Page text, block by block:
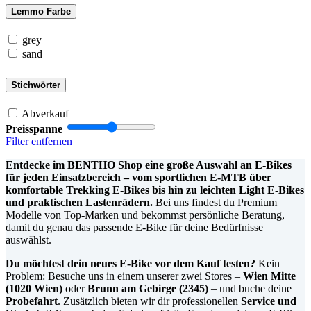
Lemmo Farbe
grey
sand
Stichwörter
Abverkauf
Preisspanne
Filter entfernen
Entdecke im BENTHO Shop eine große Auswahl an E-Bikes
für jeden Einsatzbereich – vom sportlichen E-MTB über
komfortable Trekking E-Bikes bis hin zu leichten Light E-Bikes
und praktischen Lastenrädern. Bei uns findest du Premium
Modelle von Top-Marken und bekommst persönliche Beratung,
damit du genau das passende E-Bike für deine Bedürfnisse
auswählst.
Du möchtest dein neues E-Bike vor dem Kauf testen? Kein
Problem: Besuche uns in einem unserer zwei Stores – Wien Mitte
(1020 Wien) oderBrunn am Gebirge (2345) – und buche deine
Probefahrt. Zusätzlich bieten wir dir professionellen Service und